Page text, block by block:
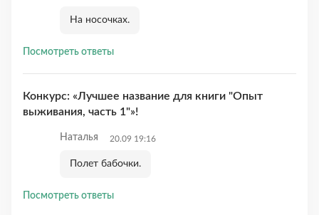
На носочках.
Посмотреть ответы
Конкурс: «Лучшее название для книги "Опыт
выживания, часть 1"»!
Наталья 20.09 19:16
Полет бабочки.
Посмотреть ответы